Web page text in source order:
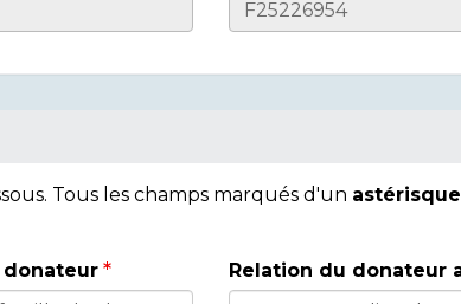
Tous les champs marqués d'un
Relation du donateur